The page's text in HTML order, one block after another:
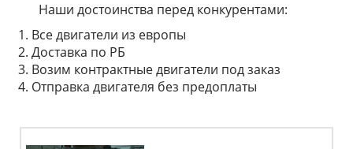
Наши достоинства перед конкурентами:
Все двигатели из европы
Доставка по РБ
Возим контрактные двигатели под заказ
Отправка двигателя без предоплаты